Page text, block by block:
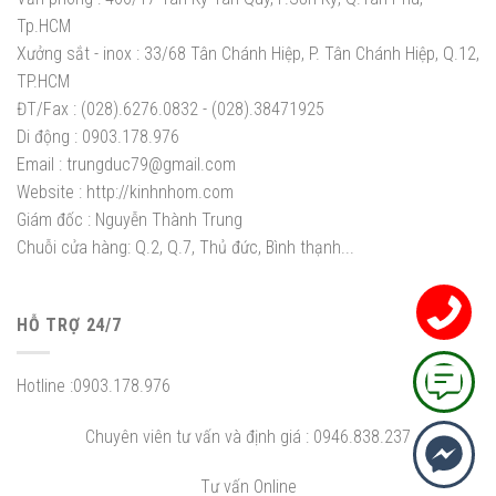
Tp.HCM
Xưởng sắt - inox : 33/68 Tân Chánh Hiệp, P. Tân Chánh Hiệp, Q.12,
TP.HCM
ĐT/Fax : (028).6276.0832 - (028).38471925
Di động : 0903.178.976
Email : trungduc79@gmail.com
Website : http://kinhnhom.com
Giám đốc : Nguyễn Thành Trung
Chuỗi cửa hàng: Q.2, Q.7, Thủ đức, Bình thạnh...
HỖ TRỢ 24/7
Hotline :0903.178.976
Chuyên viên tư vấn và định giá : 0946.838.237
Tư vấn Online